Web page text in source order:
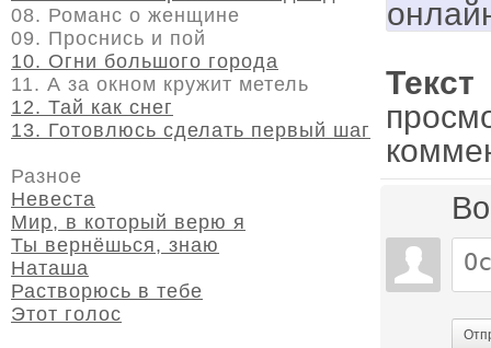
08. Романс о женщине
09. Проснись и пой
10. Огни большого города
11. А за окном кружит метель
12. Тай как снег
13. Готовлюсь сделать первый шаг
Разное
Невеста
Мир, в который верю я
Ты вернёшься, знаю
Наташа
Растворюсь в тебе
Этот голос